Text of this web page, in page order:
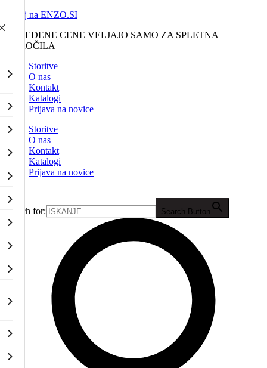
Nazaj na ENZO.SI
NAVEDENE CENE VELJAJO SAMO ZA SPLETNA
NAROČILA
Storitve
O nas
Kontakt
Katalogi
Prijava na novice
Storitve
O nas
Kontakt
Katalogi
Prijava na novice
Search for: Search Button